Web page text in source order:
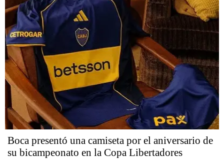
Boca presentó una camiseta por el aniversario de
su bicampeonato en la Copa Libertadores